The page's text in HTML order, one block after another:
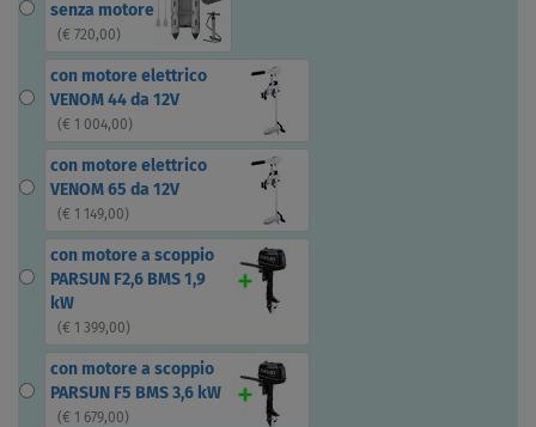
senza motore
( € 720,00)
con motore elettrico
VENOM 44 da 12V
( € 1 004,00)
con motore elettrico
VENOM 65 da 12V
( € 1 149,00)
con motore a scoppio
PARSUN F2,6 BMS 1,9
kW
( € 1 399,00)
con motore a scoppio
PARSUN F5 BMS 3,6 kW
( € 1 679,00)